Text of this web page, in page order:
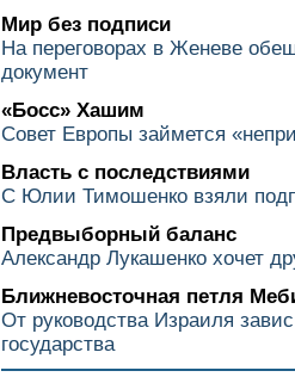
Мир без подписи
На переговорах в Женеве
документ
«Босс» Хашим
Совет Европы займется
Власть с последствиями
С Юлии Тимошенко взяли
Предвыборный баланс
Александр Лукашенко хочет
Ближневосточная петля
От руководства Израиля
государства